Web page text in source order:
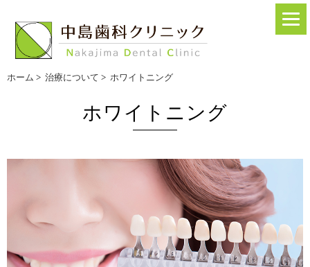
ホーム > 治療について > ホワイトニング
ホワイトニング